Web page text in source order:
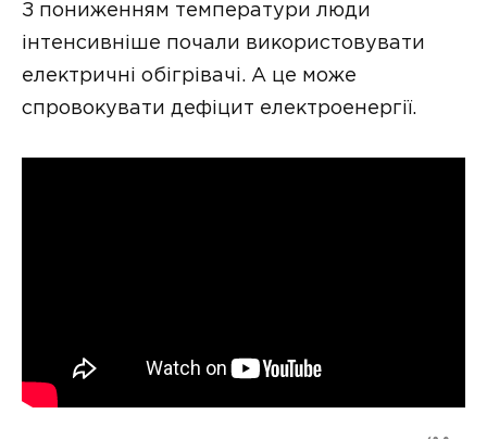
З пониженням температури люди
інтенсивніше почали використовувати
електричні обігрівачі. А це може
спровокувати дефіцит електроенергії.